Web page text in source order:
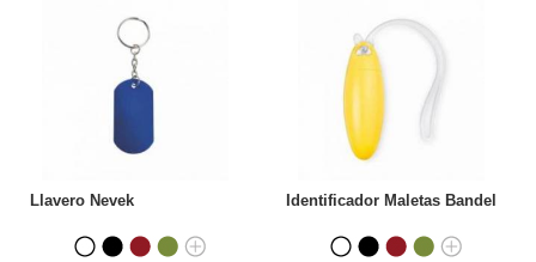
Llavero Nevek Identificador Maletas Bandel